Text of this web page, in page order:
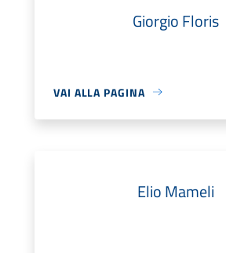
Giorgio Floris
VAI ALLA PAGINA
Elio Mameli